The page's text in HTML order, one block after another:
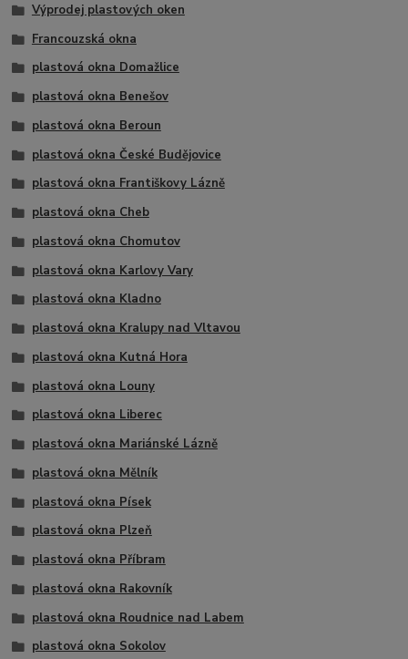
Výprodej plastových oken
Francouzská okna
plastová okna Domažlice
plastová okna Benešov
plastová okna Beroun
plastová okna České Budějovice
plastová okna Františkovy Lázně
plastová okna Cheb
plastová okna Chomutov
plastová okna Karlovy Vary
plastová okna Kladno
plastová okna Kralupy nad Vltavou
plastová okna Kutná Hora
plastová okna Louny
plastová okna Liberec
plastová okna Mariánské Lázně
plastová okna Mělník
plastová okna Písek
plastová okna Plzeň
plastová okna Příbram
plastová okna Rakovník
plastová okna Roudnice nad Labem
plastová okna Sokolov